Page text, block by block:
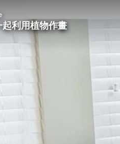
利用植物作畫